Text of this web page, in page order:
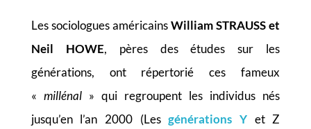
Les sociologues américainsWilliam STRAUSS et
Neil HOWE, pères des études sur les
générations, ont répertorié ces fameux
« millénal» qui regroupent les individus nés
jusqu’en l’an 2000 (Les générations Y et Z